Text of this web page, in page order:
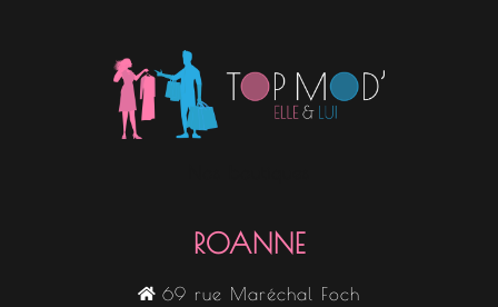
ROANNE
69 rue Maréchal Foch